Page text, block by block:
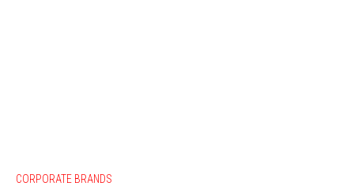
CORPORATE BRANDS